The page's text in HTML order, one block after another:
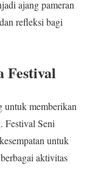
ajang pameran
refleksi bagi
Festival
untuk memberikan
Festival Seni
untuk
aktivitas